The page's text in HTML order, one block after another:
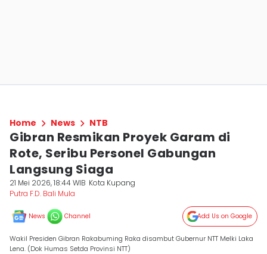
Home News NTB
Gibran Resmikan Proyek Garam di
Rote, Seribu Personel Gabungan
Langsung Siaga
21 Mei 2026, 18:44 WIB Kota Kupang
Putra F.D. Bali Mula
News Channel Add Us on Google
Wakil Presiden Gibran Rakabuming Raka disambut Gubernur NTT Melki Laka
Lena. (Dok Humas Setda Provinsi NTT)